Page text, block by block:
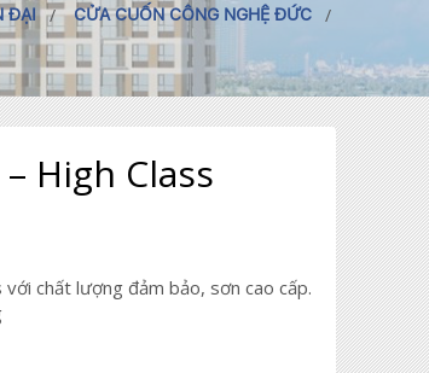
ĐẠI CỬA CUỐN CÔNG NGHỆ ĐỨC
High Class
chất lượng đảm bảo, sơn cao cấp.